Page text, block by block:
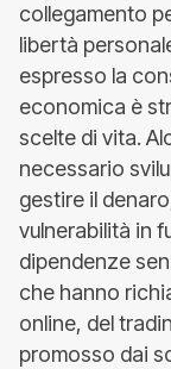
collegamento
libertà
espresso la
economica è
scelte di vita.
necessario
gestire il
vulnerabilità in
dipendenze
che hanno
online, del
promosso dai